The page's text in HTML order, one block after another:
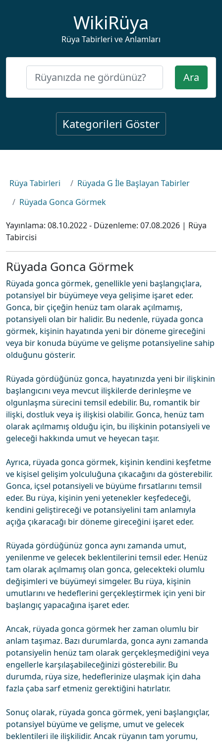
WikiRüya
Rüya Tabirleri ve Anlamları
Ara
Kategorileri Göster
Rüya Tabirleri
Rüyada G İle Başlayan Tabirler
Rüyada Gonca Görmek
Yayınlama: 08.10.2022- Düzenleme: 07.08.2026 | Rüya
Tabircisi
Rüyada Gonca Görmek
Rüyada gonca görmek, genellikle yeni başlangıçlara,
potansiyel bir büyümeye veya gelişime işaret eder.
Gonca, bir çiçeğin henüz tam olarak açılmamış,
potansiyeli olan bir halidir. Bu nedenle, rüyada gonca
görmek, kişinin hayatında yeni bir döneme gireceğini
veya bir konuda büyüme ve gelişme potansiyeline sahip
olduğunu gösterir.
Rüyada gördüğünüz gonca, hayatınızda yeni bir ilişkinin
başlangıcını veya mevcut ilişkilerde derinleşme ve
olgunlaşma sürecini temsil edebilir. Bu, romantik bir
ilişki, dostluk veya iş ilişkisi olabilir. Gonca, henüz tam
olarak açılmamış olduğu için, bu ilişkinin potansiyeli ve
geleceği hakkında umut ve heyecan taşır.
Ayrıca, rüyada gonca görmek, kişinin kendini keşfetme
ve kişisel gelişim yolculuğuna çıkacağını da gösterebilir.
Gonca, içsel potansiyeli ve büyüme fırsatlarını temsil
eder. Bu rüya, kişinin yeni yetenekler keşfedeceği,
kendini geliştireceği ve potansiyelini tam anlamıyla
açığa çıkaracağı bir döneme gireceğini işaret eder.
Rüyada gördüğünüz gonca aynı zamanda umut,
yenilenme ve gelecek beklentilerini temsil eder. Henüz
tam olarak açılmamış olan gonca, gelecekteki olumlu
değişimleri ve büyümeyi simgeler. Bu rüya, kişinin
umutlarını ve hedeflerini gerçekleştirmek için yeni bir
başlangıç yapacağına işaret eder.
Ancak, rüyada gonca görmek her zaman olumlu bir
anlam taşımaz. Bazı durumlarda, gonca aynı zamanda
potansiyelin henüz tam olarak gerçekleşmediğini veya
engellerle karşılaşabileceğinizi gösterebilir. Bu
durumda, rüya size, hedeflerinize ulaşmak için daha
fazla çaba sarf etmeniz gerektiğini hatırlatır.
Sonuç olarak, rüyada gonca görmek, yeni başlangıçlar,
potansiyel büyüme ve gelişme, umut ve gelecek
beklentileri ile ilişkilidir. Ancak rüyanın tam yorumu,